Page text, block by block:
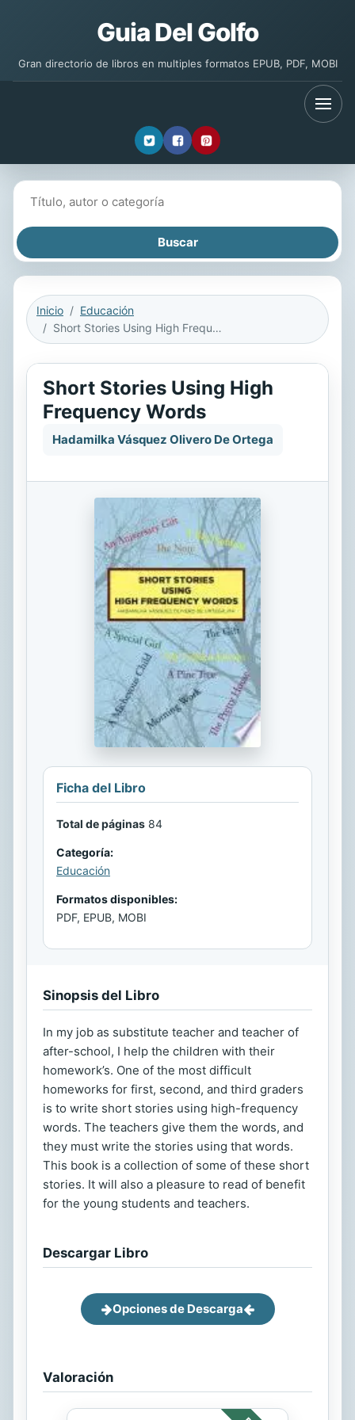
Guia Del Golfo
Gran directorio de libros en multiples formatos EPUB, PDF, MOBI
Inicio
Educación
Short Stories Using High Frequency Words
Short Stories Using High
Frequency Words
Hadamilka Vásquez Olivero De Ortega
Ficha del Libro
Total de páginas 84
Categoría:
Educación
Formatos disponibles:
PDF, EPUB, MOBI
Sinopsis del Libro
In my job as substitute teacher and teacher of
after-school, I help the children with their
homework’s. One of the most difficult
homeworks for first, second, and third graders
is to write short stories using high-frequency
words. The teachers give them the words, and
they must write the stories using that words.
This book is a collection of some of these short
stories. It will also a pleasure to read of benefit
for the young students and teachers.
Descargar Libro
Opciones de Descarga
Valoración